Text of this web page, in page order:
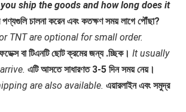
ship the goods and how long does it
চালনা করেন এবং কতক্ষণ সময় লাগে পৌঁছা?
TNT are optional for small order.
বা টিএনটি ছোট ক্রমের জন্য .চ্ছিক। It usually
এটি আসতে সাধারণত 3-5 দিন সময় নেয়।
are also available. এয়ারলাইন এবং সমুদ্র